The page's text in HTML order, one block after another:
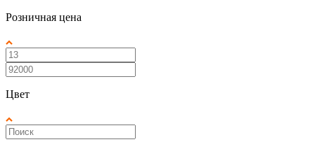
Розничная цена
Цвет